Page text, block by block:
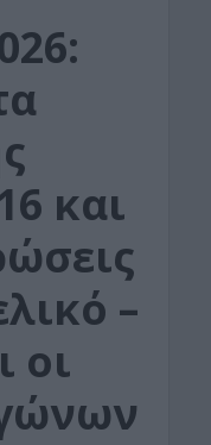
και
–
οι